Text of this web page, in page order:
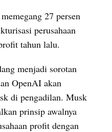
27 persen
perusahaan
tahun lalu.
menjadi sorotan
OpenAI akan
di pengadilan. Musk
prinsip awalnya
profit dengan